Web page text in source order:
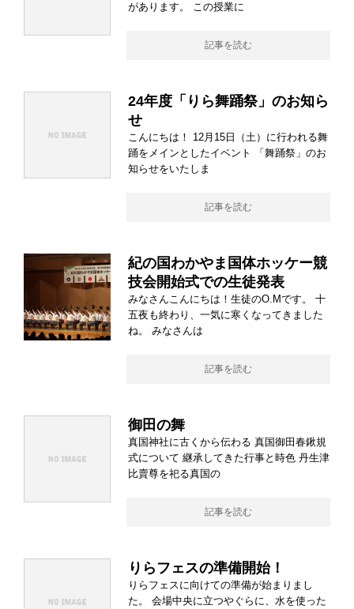
があります。 この授業に
記事を読む
24年度「りら舞踊祭」のお知ら
せ
こんにちは！ 12月15日（土）に行われる舞
踊をメインとしたイベント 「舞踊祭」のお
知らせをいたしま
記事を読む
紀の国わかやま国体ホッケー競
技会開始式での生徒発表
みなさんこんにちは！生徒のO.Mです。 十
五夜も終わり、一気に寒くなってきました
ね。 みなさんは
記事を読む
御田の舞
真国神社に古くから伝わる 真国御田春鍬規
式について 継承してきた行事と時色 丹生津
比賣尊を祀る真国の
記事を読む
りらフェスの準備開始！
りらフェスに向けての準備が始まりまし
た。 会場中央に立つやぐらに、水を使った